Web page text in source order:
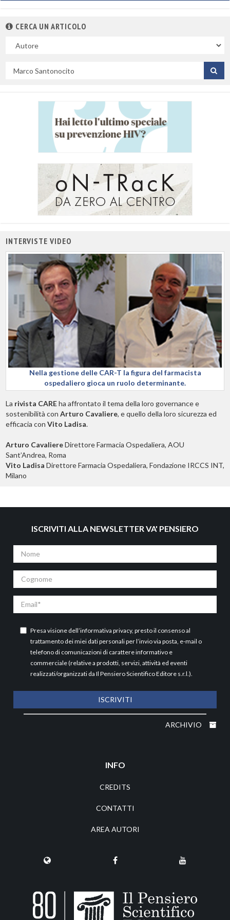
CERCA UN ARTICOLO
campo
per
INTERVISTE VIDEO
Nella gestione delle CAR-T la figura del farmacista
ospedaliero gioca un ruolo determinante.
La rivista CAREha affrontato il tema della loro governance e
sostenibilità con Arturo Cavaliere, e quello della loro sicurezza ed
efficacia con Vito Ladisa.
Arturo CavaliereDirettore Farmacia Ospedaliera, AOU
Sant’Andrea, Roma
Vito Ladisa Direttore Farmacia Ospedaliera, Fondazione IRCCS INT,
Milano
ISCRIVITI ALLA NEWSLETTER VA' PENSIERO
Nome
Cognome
Email
Presa visione dell’informativa privacy, presto il consenso al
trattamento dei miei dati personali per l’invio via posta, e-mail o
telefono di comunicazioni di carattere informativo e
commerciale (relative a prodotti, servizi, attività ed eventi
realizzati/organizzati da Il Pensiero Scientifico Editore s.r.l.).
ISCRIVITI
ARCHIVIO
INFO
CREDITS
CONTATTI
AREA AUTORI